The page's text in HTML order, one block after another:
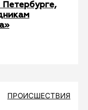
ПРОИСШЕСТВИЯ